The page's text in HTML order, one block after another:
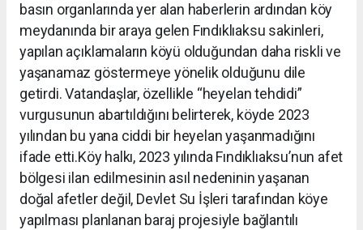
basın organlarında yer alan haberlerin ardından köy
meydanında bir araya gelen Fındıklıaksu sakinleri,
yapılan açıklamaların köyü olduğundan daha riskli ve
yaşanamaz göstermeye yönelik olduğunu dile
getirdi. Vatandaşlar, özellikle “heyelan tehdidi”
vurgusunun abartıldığını belirterek, köyde 2023
yılından bu yana ciddi bir heyelan yaşanmadığını
ifade etti.Köy halkı, 2023 yılında Fındıklıaksu’nun afet
bölgesi ilan edilmesinin asıl nedeninin yaşanan
doğal afetler değil, Devlet Su İşleri tarafından köye
yapılması planlanan baraj projesiyle bağlantılı